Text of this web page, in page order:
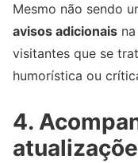
Mesmo não sendo
avisos adicionais
visitantes que se
humorística ou
4.